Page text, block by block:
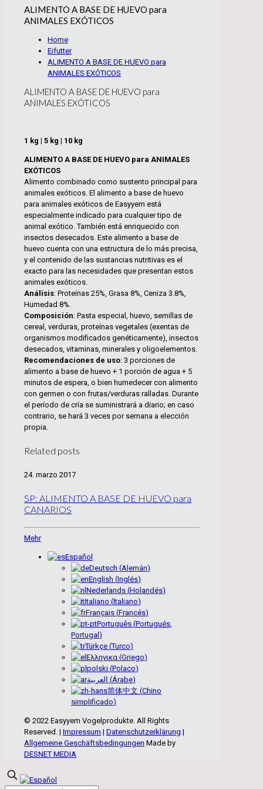
ALIMENTO A BASE DE HUEVO para
ANIMALES EXÓTICOS
Home
Eifutter
ALIMENTO A BASE DE HUEVO para
ANIMALES EXÓTICOS
ALIMENTO A BASE DE HUEVO para
ANIMALES EXÓTICOS
1 kg | 5 kg | 10 kg
ALIMENTO A BASE DE HUEVO para ANIMALES
EXÓTICOS
Alimento combinado como sustento principal para
animales exóticos. El alimento a base de huevo
para animales exóticos de Easyyem está
especialmente indicado para cualquier tipo de
animal exótico. También está enriquecido con
insectos desecados. Este alimento a base de
huevo cuenta con una estructura de lo más precisa,
y el contenido de las sustancias nutritivas es el
exacto para las necesidades que presentan estos
animales exóticos.
Análisis: Proteínas 25%, Grasa 8%, Ceniza 3.8%,
Humedad 8%.
Composición: Pasta especial, huevo, semillas de
cereal, verduras, proteínas vegetales (exentas de
organismos modificados genéticamente), insectos
desecados, vitaminas, minerales y oligoelementos.
Recomendaciones de uso: 3 porciones de
alimento a base de huevo + 1 porción de agua + 5
minutos de espera, o bien humedecer con alimento
con germen o con frutas/verduras ralladas. Durante
el período de cría se suministrará a diario; en caso
contrario, se hará 3 veces por semana a elección
propia.
Related posts
24. marzo 2017
SP: ALIMENTO A BASE DE HUEVO para
CANARIOS
Mehr
Español
Deutsch (Alemán)
English (Inglés)
Nederlands (Holandés)
Italiano (Italiano)
Français (Francés)
Português (Portugués,
Portugal)
Türkçe (Turco)
Ελληνικα (Griego)
polski (Polaco)
العربية (Árabe)
简体中文 (Chino
simplificado)
© 2022 Easyyem Vogelprodukte. All Rights
Reserved. | Impressum | Datenschutzerklärung |
Allgemeine Geschäftsbedingungen Made by
DESNET MEDIA